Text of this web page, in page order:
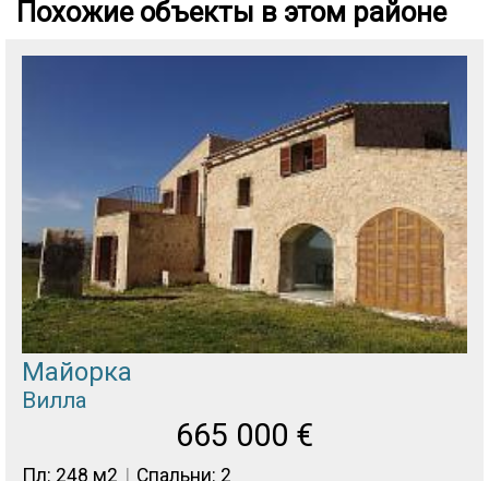
Похожие объекты в этом районе
Майорка
Вилла
665 000 €
Пл: 248 м2 Спальни: 2